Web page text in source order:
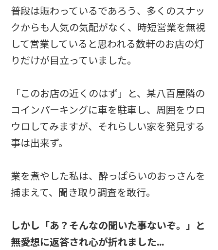
普段は賑わっているであろう、多くのスナッ
クからも人気の気配がなく、時短営業を無視
して営業していると思われる数軒のお店の灯
りだけが目立っていました。
「このお店の近くのはず」と、某八百屋隣の
コインパーキングに車を駐車し、周囲をウロ
ウロしてみますが、それらしい家を発見する
事は出来ず。
業を煮やした私は、酔っぱらいのおっさんを
捕まえて、聞き取り調査を敢行。
しかし「あ？そんなの聞いた事ないぞ。」と
無愛想に返答され心が折れました…